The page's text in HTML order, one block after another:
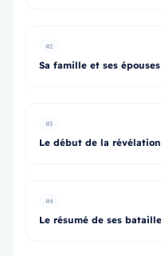
#2
#3
Le début de la révélation
#4